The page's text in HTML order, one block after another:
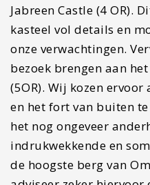
Jabreen Castle (4 OR).
kasteel vol details en
onze verwachtingen.
bezoek brengen aan
(5OR). Wij kozen
en het fort van buiten
het nog ongeveer
indrukwekkende en
de hoogste berg van